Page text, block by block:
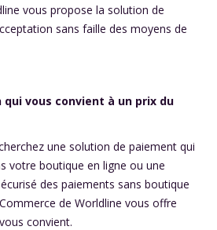
vous propose la solution de
sans faille des moyens de
qui vous convient à un prix du
une solution de paiement qui
votre boutique en ligne ou une
des paiements sans boutique
de Worldline vous offre
convient.